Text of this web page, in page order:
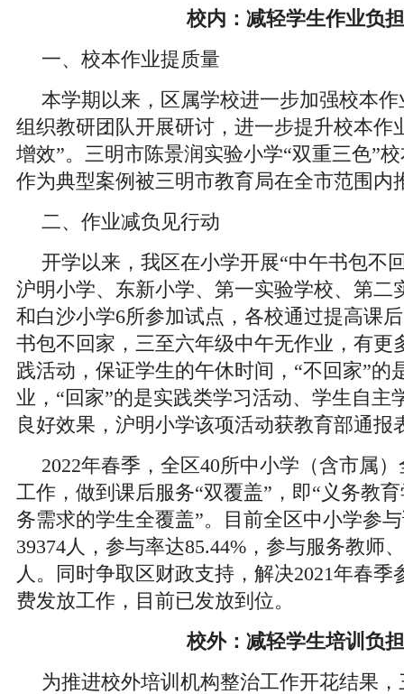
校内：减轻学生作业负担
一、校本作业提质量
本学期以来，区属学校进一步加强校本
组织教研团队开展研讨，进一步提升校本作
增效”。三明市陈景润实验小学“双重三色”
作为典型案例被三明市教育局在全市范围内
二、作业减负见行动
开学以来，我区在小学开展“中午书包不
沪明小学、东新小学、第一实验学校、第二
和白沙小学6所参加试点，各校通过提高课
书包不回家，三至六年级中午无作业，有更
践活动，保证学生的午休时间，“不回家”的
业，“回家”的是实践类学习活动、学生自主
良好效果，沪明小学该项活动获教育部通报
2022年春季，全区40所中小学（含市属
工作，做到课后服务“双覆盖”，即“义务教
务需求的学生全覆盖”。目前全区中小学参
39374人，参与率达85.44%，参与服务教师
人。同时争取区财政支持，解决2021年春季
费发放工作，目前已发放到位。
校外：减轻学生培训负担
为推进校外培训机构整治工作开花结果，